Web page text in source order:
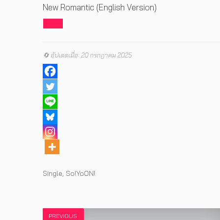
New Romantic (English Version)
🔄 อัปเดตเมื่อ: 20 กรกฎาคม 2025
Tags
Single, So!YoON!
PREVIOUS